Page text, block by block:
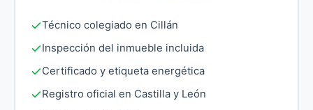
Técnico colegiado en Cillán
Inspección del inmueble incluida
Certificado y etiqueta energética
Registro oficial en Castilla y León